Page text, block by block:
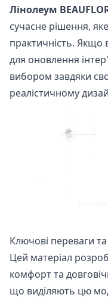
Лінолеум
сучасне рішення,
практичність. Якщо
для оновлення
вибором завдяки
реалістичному
Ключові переваги
Цей матеріал
комфорт та
що виділяють цю